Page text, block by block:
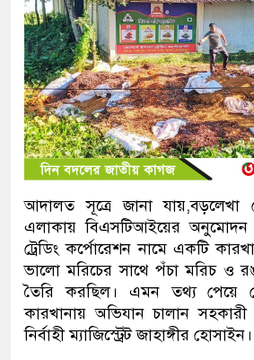
আদালত সূত্রে জানা যায়,বড়লেখা
এলাকায় বিএসটিআইয়ের অনুমোদন
ট্রেডিং কর্পোরেশন নামে একটি
ভালো মরিচের সাথে পঁচা মরিচ ও
তৈরি করছিল। এমন তথ্য পেয়ে
কারখানায় অভিযান চালান
নির্বাহী ম্যাজিস্ট্রেট জাহাঙ্গীর হোসাইন।